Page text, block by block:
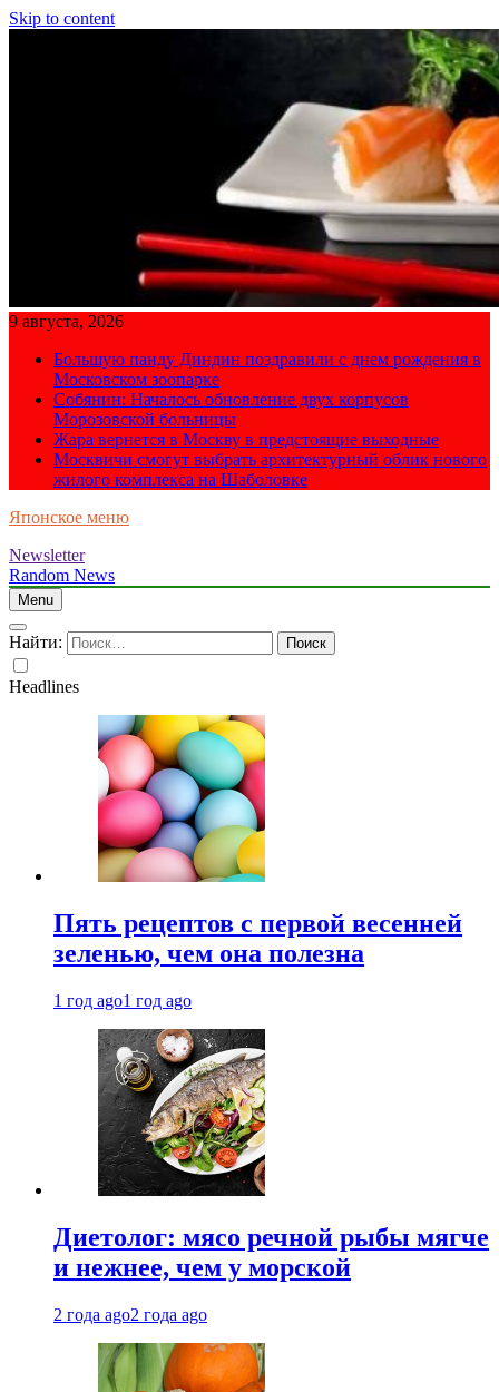
Skip to content
9 августа, 2026
Большую панду Диндин поздравили с днем рождения в
Московском зоопарке
Собянин: Началось обновление двух корпусов
Морозовской больницы
Жара вернется в Москву в предстоящие выходные
Москвичи смогут выбрать архитектурный облик нового
жилого комплекса на Шаболовке
Японское меню
Newsletter
Random News
Menu
Найти:
Headlines
Пять рецептов с первой весенней
зеленью, чем она полезна
1 год ago1 год ago
Диетолог: мясо речной рыбы мягче
и нежнее, чем у морской
2 года ago2 года ago